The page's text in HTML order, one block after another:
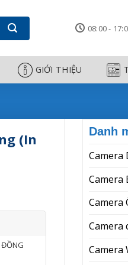
Fax) -
08:00 -
GIỚI THIỆU
Danh
Camera
Camera
Camera
Camera
Camera
(In